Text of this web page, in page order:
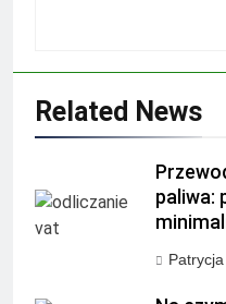
Related News
paliwa:
Patrycja